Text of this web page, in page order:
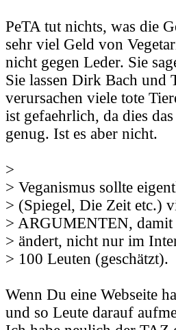
PeTA tut nichts, was die
sehr viel Geld von
nicht gegen Leder. Sie
Sie lassen Dirk Bach und
verursachen viele tote
ist gefaehrlich, da dies
genug. Ist es aber nicht.
>
> Veganismus sollte
> (Spiegel, Die Zeit etc.)
> ARGUMENTEN, damit
> ändert, nicht nur im
> 100 Leuten (geschätzt).
Wenn Du eine Webseite
und so Leute darauf